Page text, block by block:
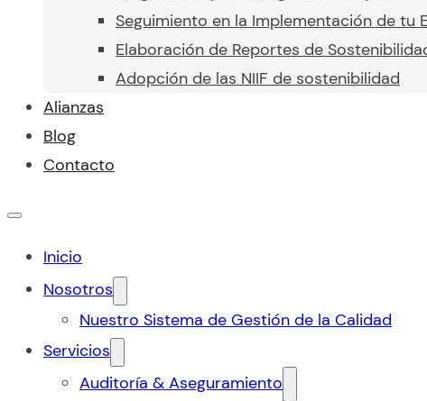
Seguimiento en la Implementación de tu
Elaboración de Reportes de
Adopción de las NIIF de sostenibilidad
Alianzas
Blog
Contacto
Inicio
Nosotros
Nuestro Sistema de Gestión de la Calidad
Servicios
Auditoría & Aseguramiento